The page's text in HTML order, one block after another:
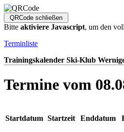
Bitte aktiviere Javascript, um den
Terminliste
Trainingskalender Ski-Klub
Termine vom
Startdatum Startzeit Enddatum